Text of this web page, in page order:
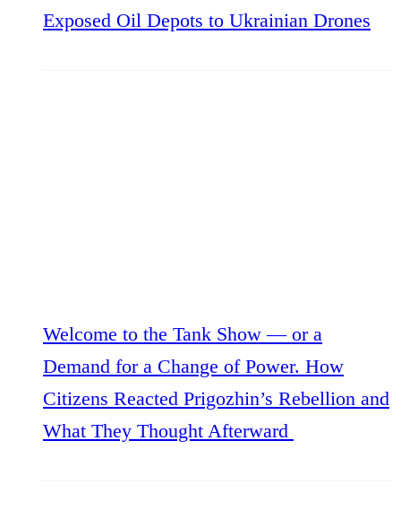
Exposed Oil Depots to Ukrainian Drones
Welcome to the Tank Show — or a
Demand for a Change of Power. How
Citizens Reacted Prigozhin’s Rebellion and
What They Thought Afterward